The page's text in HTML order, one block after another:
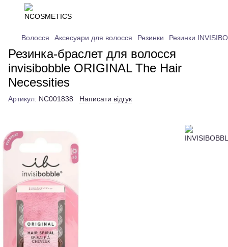
Волосся Аксесуари для волосся Резинки Резинки
Резинка-браслет для волосся
invisibobble ORIGINAL The Hair
Necessities
Артикул: NC001838 Написати відгук